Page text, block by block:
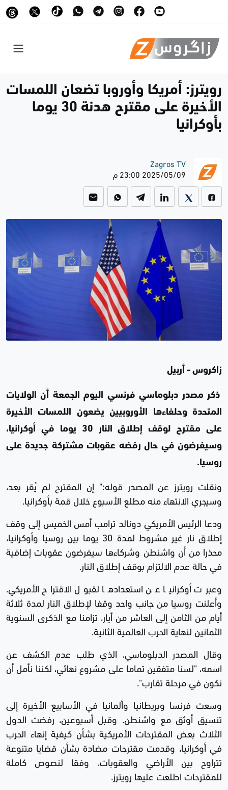
رويترز: أمريكا وأوروبا تضعان اللمسات
الأخيرة على مقترح هدنة 30 يوما
بأوكرانيا
Zagros TV
2025/05/09 23:00 م
زاكروس - أربيل
ذكر مصدر دبلوماسي فرنسي اليوم الجمعة أن الولايات
المتحدة وحلفاءها الأوروبيين يضعون اللمسات الأخيرة
على مقترح لوقف إطلاق النار 30 يوما في أوكرانيا،
وسيفرضون في حال رفضه عقوبات مشتركة جديدة على
روسيا.
ونقلت رويترز عن المصدر قوله:" إن المقترح لم يُقر بعد،
وسيجري الانتهاء منه مطلع الأسبوع خلال قمة بأوكرانيا.
ودعا الرئيس الأمريكي دونالد ترامب أمس الخميس إلى وقف
إطلاق نار غير مشروط لمدة 30 يوما بين روسيا وأوكرانيا،
محذرا من أن واشنطن وشركاءها سيفرضون عقوبات إضافية
في حالة عدم الالتزام بوقف إطلاق النار.
وعبرت أوكرانيا عن استعدادها لقبول الاقتراح الأمريكي.
وأعلنت روسيا من جانب واحد وقفا لإطلاق النار لمدة ثلاثة
أيام من الثامن إلى العاشر من أيار، تزامنا مع الذكرى السنوية
الثمانين لنهاية الحرب العالمية الثانية.
وقال المصدر الدبلوماسي، الذي طلب عدم الكشف عن
اسمه، "لسنا متفقين تماما على مشروع نهائي، لكننا نأمل أن
نكون في مرحلة تقارب".
وسعت فرنسا وبريطانيا وألمانيا في الأسابيع الأخيرة إلى
تنسيق أوثق مع واشنطن. وقبل أسبوعين، رفضت الدول
الثلاث بعض المقترحات الأمريكية بشأن كيفية إنهاء الحرب
في أوكرانيا، وقدمت مقترحات مضادة بشأن قضايا متنوعة
تتراوح بين الأراضي والعقوبات، وفقا لنصوص كاملة
للمقترحات اطلعت عليها رويترز.